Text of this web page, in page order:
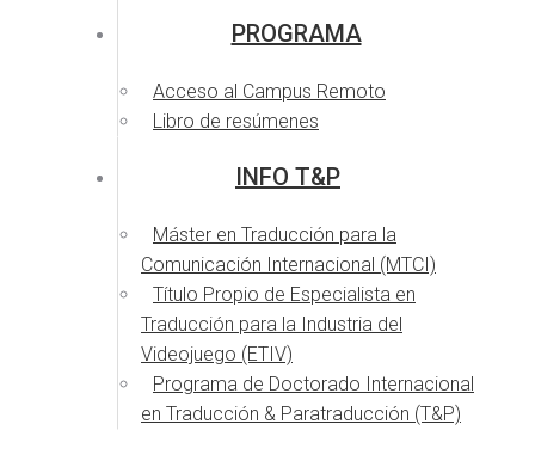
PROGRAMA
Acceso al Campus Remoto
Libro de resúmenes
INFO T&P
Máster en Traducción para la
Comunicación Internacional (MTCI)
Título Propio de Especialista en
Traducción para la Industria del
Videojuego (ETIV)
Programa de Doctorado Internacional
en Traducción & Paratraducción (T&P)